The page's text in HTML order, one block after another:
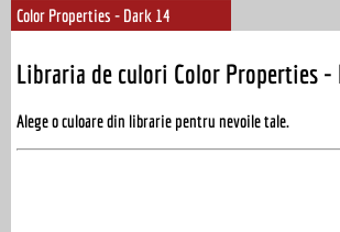
Color Properties - Dark 14
Libraria de culori Color Properties -
Alege o culoare din librarie pentru nevoile tale.